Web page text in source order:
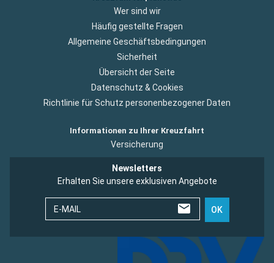
Wer sind wir
Häufig gestellte Fragen
Allgemeine Geschäftsbedingungen
Sicherheit
Übersicht der Seite
Datenschutz & Cookies
Richtlinie für Schutz personenbezogener Daten
Informationen zu Ihrer Kreuzfahrt
Versicherung
Newsletters
Erhalten Sie unsere exklusiven Angebote
E-MAIL OK